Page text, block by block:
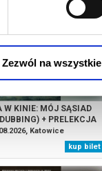
Zezwól na wszystkie
W KINIE: MÓJ SĄSIAD
+ PRELEKCJA
Katowice
kup bilet